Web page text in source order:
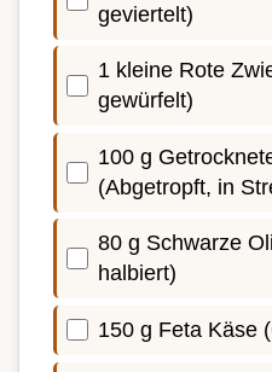
geviertelt)
1 kleine Rote
gewürfelt)
100 g
(Abgetropft, in
80 g Schwarze
halbiert)
150 g Feta Käse